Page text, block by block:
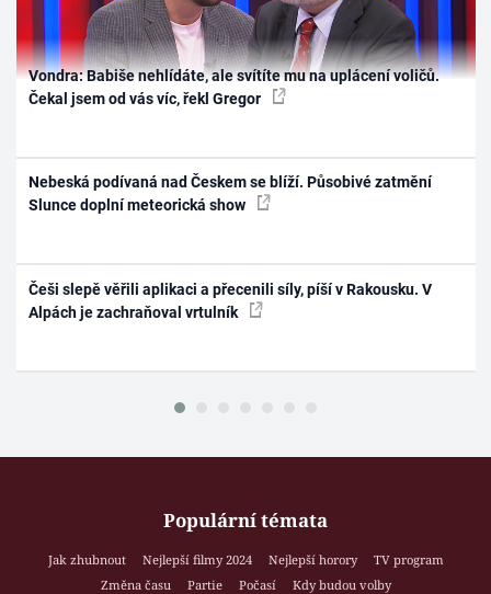
Vondra: Babiše nehlídáte, ale svítíte mu na uplácení voličů.
Čekal jsem od vás víc, řekl Gregor
Nebeská podívaná nad Českem se blíží. Působivé zatmění
Slunce doplní meteorická show
Češi slepě věřili aplikaci a přecenili síly, píší v Rakousku. V
Alpách je zachraňoval vrtulník
Populární témata
Jak zhubnout Nejlepší filmy 2024 Nejlepší horory
TV program
Změna času
Partie Počasí
Kdy budou volby